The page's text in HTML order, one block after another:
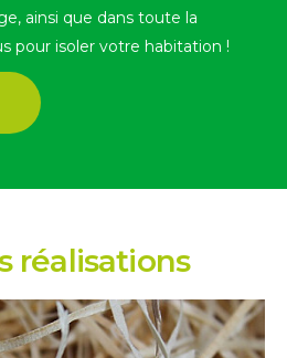
ainsi que dans toute la
pour isoler votre habitation !
réalisations